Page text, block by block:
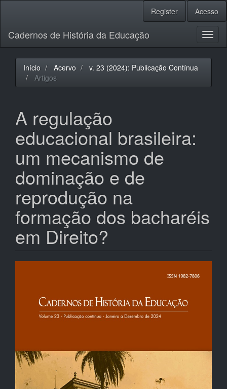
principal
Barra
Lateral
Register Acesso
Cadernos de História da Educação
Início Acervo
v. 23 (2024): Publicação Contínua
Artigos
A regulação
educacional brasileira:
um mecanismo de
dominação e de
reprodução na
formação dos bacharéis
em Direito?
artigos